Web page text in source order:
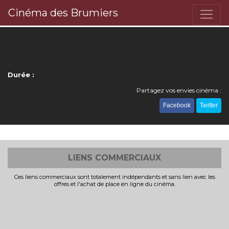
Cinéma des Brumiers
Durée :
Partagez vos envies cinéma :
Facebook Twitter
LIENS COMMERCIAUX
Ces liens commerciaux sont totalement indépendants et sans lien avec les
offres et l'achat de place en ligne du cinéma.